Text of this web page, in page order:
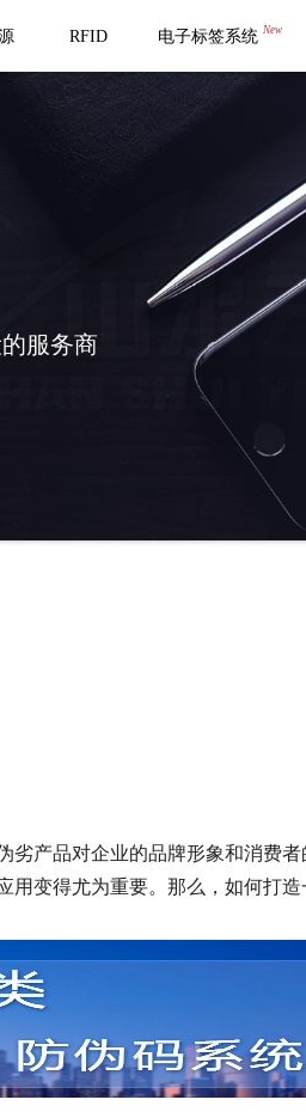
RFID 电子标签系统 New
服务商
劣产品对企业的品牌形象和消费
用变得尤为重要。那么，如何打